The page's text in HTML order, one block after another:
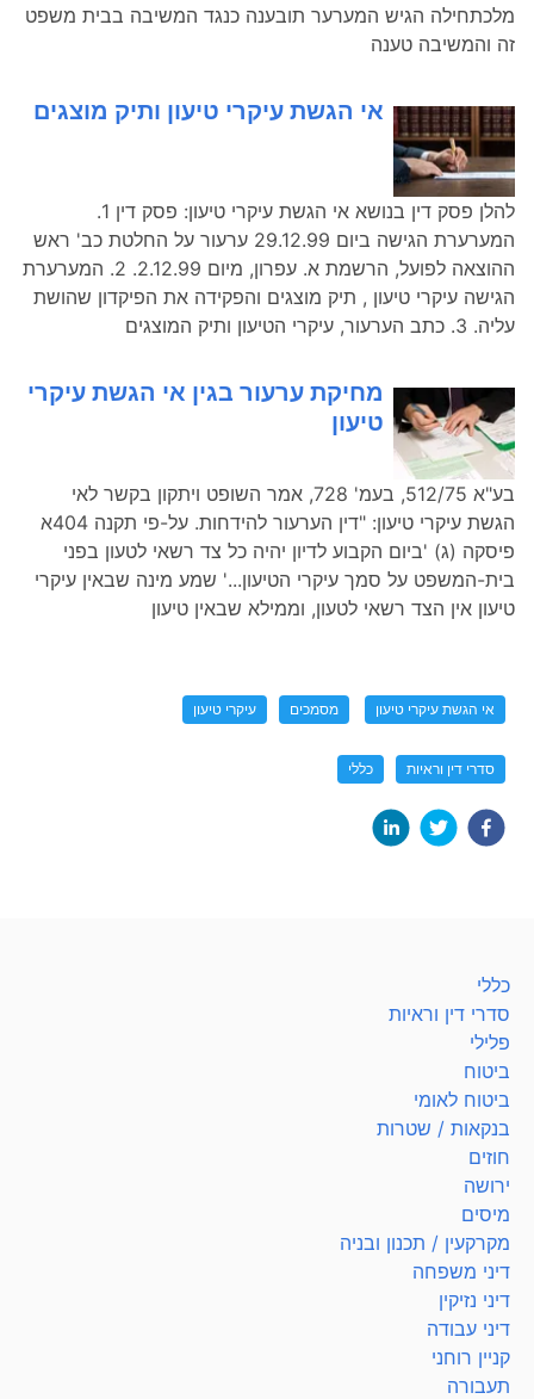
מלכתחילה הגיש המערער תובענה כנגד המשיבה בבית משפט
זה והמשיבה טענה
אי הגשת עיקרי טיעון ותיק מוצגים
להלן פסק דין בנושא אי הגשת עיקרי טיעון: פסק דין 1.
המערערת הגישה ביום 29.12.99 ערעור על החלטת כב' ראש
ההוצאה לפועל, הרשמת א. עפרון, מיום 2.12.99. 2. המערערת
הגישה עיקרי טיעון , תיק מוצגים והפקידה את הפיקדון שהושת
עליה. 3. כתב הערעור, עיקרי הטיעון ותיק המוצגים
מחיקת ערעור בגין אי הגשת עיקרי
טיעון
בע"א 512/75, בעמ' 728, אמר השופט ויתקון בקשר לאי
הגשת עיקרי טיעון: "דין הערעור להידחות. על-פי תקנה 404א
פיסקה (ג) 'ביום הקבוע לדיון יהיה כל צד רשאי לטעון בפני
בית-המשפט על סמך עיקרי הטיעון...' שמע מינה שבאין עיקרי
טיעון אין הצד רשאי לטעון, וממילא שבאין טיעון
אי הגשת עיקרי טיעון מסמכים עיקרי טיעון
סדרי דין וראיות כללי
כללי
סדרי דין וראיות
פלילי
ביטוח
ביטוח לאומי
בנקאות / שטרות
חוזים
ירושה
מיסים
מקרקעין / תכנון ובניה
דיני משפחה
דיני נזיקין
דיני עבודה
קניין רוחני
תעבורה